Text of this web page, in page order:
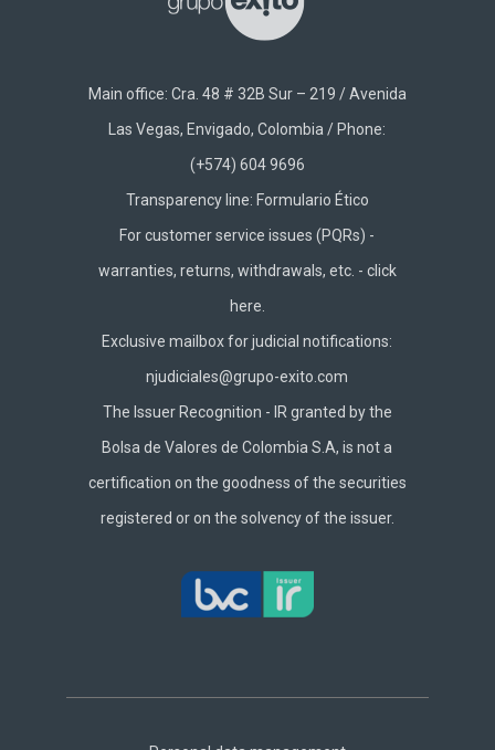
Main office: Cra. 48 # 32B Sur – 219 / Avenida
Las Vegas, Envigado, Colombia / Phone:
(+574) 604 9696
Transparency line: Formulario Ético
For customer service issues (PQRs) -
warranties, returns, withdrawals, etc. - click
here.
Exclusive mailbox for judicial notifications:
njudiciales@grupo-exito.com
The Issuer Recognition - IR granted by the
Bolsa de Valores de Colombia S.A, is not a
certification on the goodness of the securities
registered or on the solvency of the issuer.
Footer